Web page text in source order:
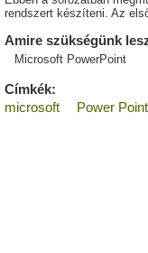
rendszert készíteni. Az
Amire szükségünk
Microsoft PowerPoint
Címkék:
microsoft
Power Point